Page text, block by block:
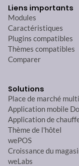
Liens importants
Modules
Caractéristiques
Plugins compatibles
Thèmes compatibles
Comparer
Solutions
Place de marché
Application mobile
Application de
Thème de l'hôtel
wePOS
Croissance du
weLabs